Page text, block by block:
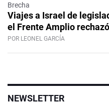
Brecha
Viajes a Israel de
el Frente Amplio
POR LEONEL GARCÍA
NEWSLETTER